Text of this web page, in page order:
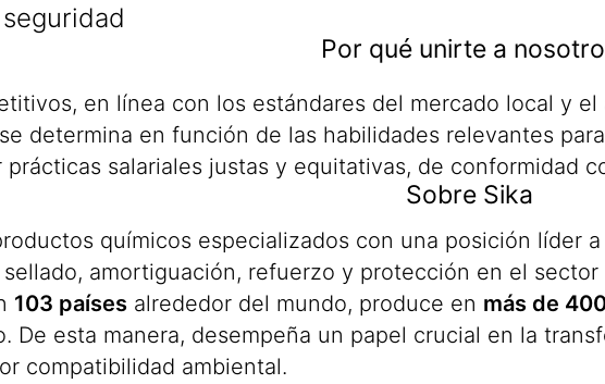
Por qué unirte a
en línea con los estándares del mercado local y
determina en función de las habilidades relevantes
salariales justas y equitativas, de conformidad
Sobre Sika
químicos especializados con una posición líder
amortiguación, refuerzo y protección en el
103 países alrededor del mundo, produce en más de
De esta manera, desempeña un papel crucial en la
compatibilidad ambiental.